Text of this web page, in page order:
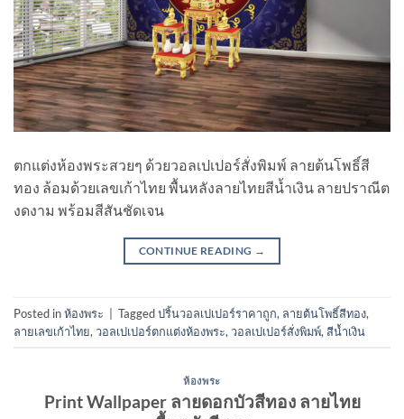
ตกแต่งห้องพระสวยๆ ด้วยวอลเปเปอร์สั่งพิมพ์ ลายต้นโพธิ์สี
ทอง ล้อมด้วยเลขเก้าไทย พื้นหลังลายไทยสีน้ำเงิน ลายปราณีต
งดงาม พร้อมสีสันชัดเจน
CONTINUE READING →
Posted inห้องพระ | Taggedปริ้นวอลเปเปอร์ราคาถูก, ลายต้นโพธิ์สีทอง,
ลายเลขเก้าไทย, วอลเปเปอร์ตกแต่งห้องพระ, วอลเปเปอร์สั่งพิมพ์, สีน้ำเงิน
ห้องพระ
Print Wallpaper ลายดอกบัวสีทอง ลายไทย